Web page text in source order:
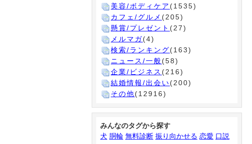
美容/ボディケア (1535)
カフェ/グルメ (205)
懸賞/プレゼント (27)
メルマガ(4)
検索/ランキング(163)
ニュース/一般(58)
企業/ビジネス (216)
結婚情報/出会い(200)
その他(12916)
みんなのタグから探す
犬 胴輪 無料診断 振り向かせる 恋愛 口説